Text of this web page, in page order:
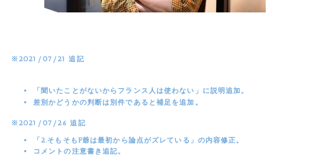
※2021/07/21 追記
「聞いたことがないからフランス人は使わない」に説明追加。
差別かどうかの判断は別件であると補足を追加。
※2021/07/26 追記
「2.そもそもF爺は最初から論点がズレている」の内容修正。
コメントの注意書き追記。